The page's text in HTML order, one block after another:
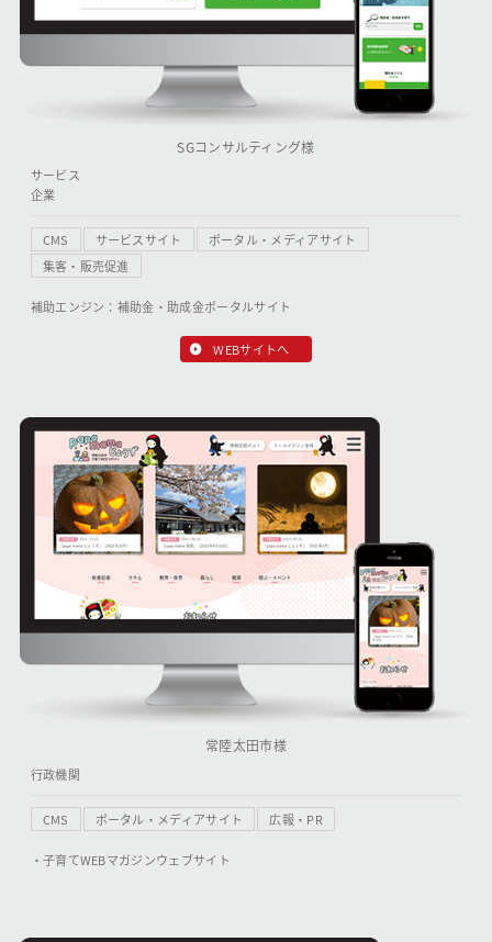
SGコンサルティング様
サービス
企業
CMS サービスサイト
ポータル・メディアサイト
集客・販売促進
補助エンジン：補助金・助成金ポータルサイト
WEBサイトへ
常陸太田市様
行政機関
CMS ポータル・メディアサイト 広報・PR
・子育てWEBマガジンウェブサイト